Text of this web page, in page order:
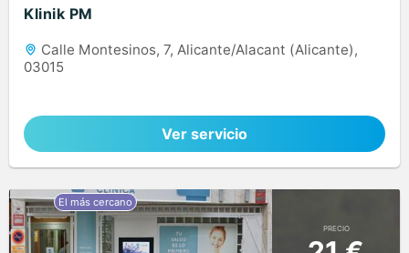
Klinik PM
Calle Montesinos, 7, Alicante/Alacant (Alicante),
03015
Ver servicio
PRECIO